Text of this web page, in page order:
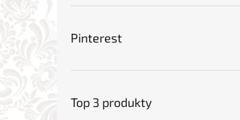
Pinterest
Top 3 produkty